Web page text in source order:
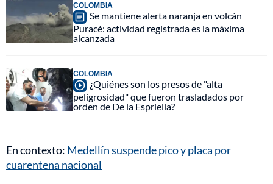
COLOMBIA
Se mantiene alerta naranja en volcán
Puracé: actividad registrada es la máxima
alcanzada
COLOMBIA
¿Quiénes son los presos de "alta
peligrosidad" que fueron trasladados por
orden de De la Espriella?
En contexto: Medellín suspende pico y placa por
cuarentena nacional